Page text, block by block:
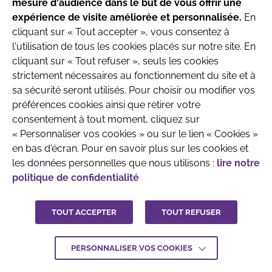
QUI SOMMES-NOUS MENTIONS LÉGALES
CONTACTEZ-NOUS
CRÉDITS :LA JUNGLE
produits destinés aux nourrissons jusqu’à l’âge
de 6 mois.
Parlez avec votre pédiatre ou le professionnel
de santé qui prend en charge votre enfant
avant toute prise de décision.
J'ai compris
mesure d'audience dans le but de vous offrir une
expérience de visite améliorée et personnalisée. En
cliquant sur « Tout accepter », vous consentez à
l'utilisation de tous les cookies placés sur notre site. En
cliquant sur « Tout refuser », seuls les cookies
strictement nécessaires au fonctionnement du site et à
sa sécurité seront utilisés. Pour choisir ou modifier vos
préférences cookies ainsi que retirer votre
consentement à tout moment, cliquez sur
« Personnaliser vos cookies » ou sur le lien « Cookies »
en bas d'écran. Pour en savoir plus sur les cookies et
les données personnelles que nous utilisons : lire notre
politique de confidentialité
TOUT ACCEPTER TOUT REFUSER
PERSONNALISER VOS COOKIES